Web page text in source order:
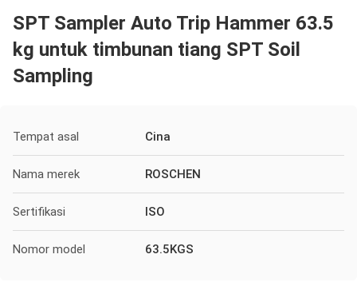
SPT Sampler Auto Trip Hammer 63.5
kg untuk timbunan tiang SPT Soil
Sampling
Tempat asal Cina
Nama merek ROSCHEN
Sertifikasi ISO
Nomor model 63.5KGS